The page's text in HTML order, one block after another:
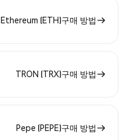
Ethereum (ETH)구매 방법
TRON (TRX)구매 방법
Pepe (PEPE)구매 방법